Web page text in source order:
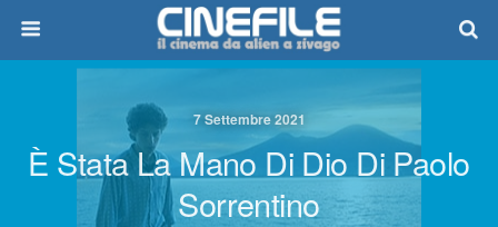
7 Settembre 2021
È Stata La Mano Di Dio Di Paolo
Sorrentino